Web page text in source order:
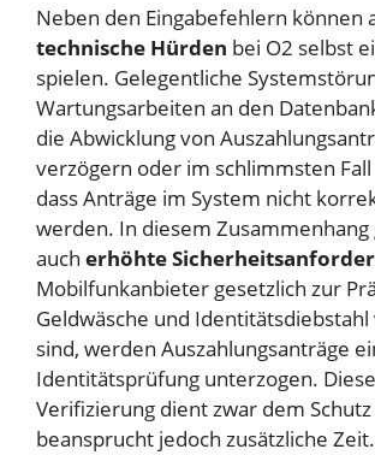
Neben den Eingabefehlern können
technische Hürden bei O2 selbst
spielen. Gelegentliche
Wartungsarbeiten an den
die Abwicklung von
verzögern oder im schlimmsten
dass Anträge im System nicht
werden. In diesem
auch erhöhte
Mobilfunkanbieter gesetzlich zur
Geldwäsche und
sind, werden Auszahlungsanträge
Identitätsprüfung unterzogen.
Verifizierung dient zwar dem
beansprucht jedoch zusätzliche Zeit.